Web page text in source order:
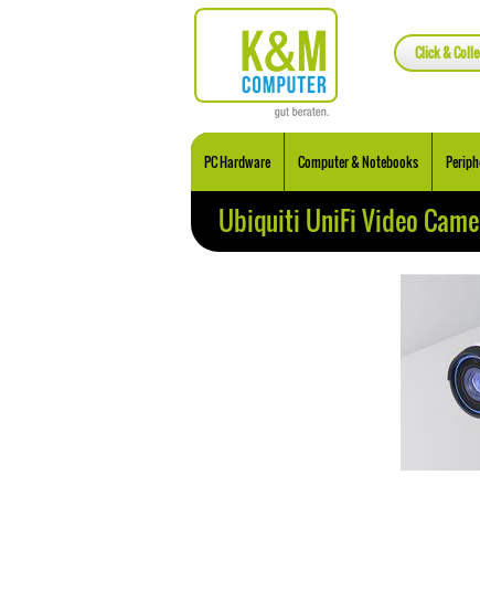
Click &
PC Hardware Computer & Notebooks
Ubiquiti UniFi Video